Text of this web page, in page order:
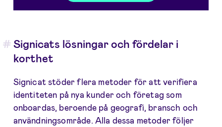
Signicats lösningar och fördelar i
korthet
Signicat stöder flera metoder för att verifiera
identiteten på nya kunder och företag som
onboardas, beroende på geografi, bransch och
användningsområde. Alla dessa metoder följer